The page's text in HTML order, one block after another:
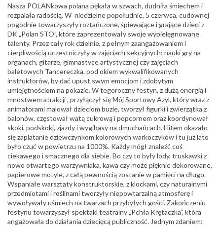
Nasza POLANkowa polana pękała w szwach, dudniła śmiechem i
rozpalała radością. W niedzielne popołudnie, 5 czerwca, cudownej
pogodnie towarzyszyły roztańczone, śpiewające i grające dzieci z
DK „Polan STO”, które zaprezentowały swoje wypielęgnowane
talenty. Przez cały rok dzielnie, z pełnym zaangażowaniem i
cierpliwością uczestniczyły w zajęciach sekcyjnych: nauki gry na
organach, gitarze, gimnastyce artystycznej czy zajęciach
baletowych Tancereczka, pod okiem wykwalifikowanych
instruktorów, by dać upust swym emocjom i zdobytym
umiejętnościom na pokazie. W tegoroczny festyn, z dużą energią i
mnóstwem atrakcji , przyłączył się Mój Sportowy Azyl, który wraz z
animatorami malował dzieciom buzie, tworzył figurki i zwierzątka z
balonów, częstował watą cukrową i popcornem oraz koordynował
skoki, podskoki, zjazdy i wygibasy na dmuchańcach. Hitem okazało
się zaplatanie dziewczynkom kolorowych warkoczyków i tu już lato
było czuć w powietrzu na 1000%. Każdy mógł znaleźć coś
ciekawego i smacznego dla siebie. Bo czy to były lody, truskawki z
nowo otwartego warzywniaka, kawa czy może pięknie dekorowane,
papierowe motyle, z całą pewnością zostanie w pamięci na długo.
Wspaniałe warsztaty konstruktorskie, z klockami, czy naturalnymi
przedmiotami i roślinami tworzyły niepowtarzalną atmosferę i
wywoływały uśmiech na twarzach przybyłych gości. Zakończeniu
festynu towarzyszył spektakl teatralny „Pchła Krętaczka”, która
angażowała do działania dziecięcą publiczność. Jednym zdaniem: